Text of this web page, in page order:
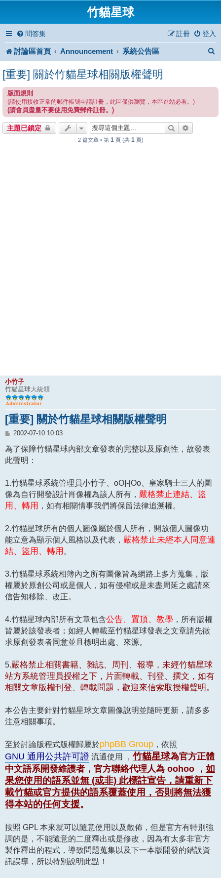
竹貓星球
問答集 登入
註冊
討論區首頁 Announcement 系統公告區
[重要] 關於竹貓星球相關版權聲明
版面規則
(請使用接收正常的郵件帳號申請註冊，此區僅供瀏覽，本區進站必看。)
(請會員盡量不要使用免費郵件註冊。)
主題已鎖定 搜尋
2 篇文章 • 第 1 頁 (共 1 頁)
小竹子
竹貓星球大統領
[重要] 關於竹貓星球相關版權聲明
文
2002-07-10 10:03
為了保障竹貓星球內部文章發表的完整以及原創性，故發表
此聲明：
1.竹貓星球系統管理員小竹子、oO]-[Oo、皇家騎士三人的圖
像為自行開發設計肖像權為該人所有， 嚴格禁止連結、盜
用、轉用 ，如有相關情事我們將保留法律追溯權。
2.竹貓星球所有的個人圖像屬於個人所有，開放個人圖像功
能立意為顯示個人風格以及代表， 嚴格禁止未經本人同意連
結、盜用、轉用 。
3.竹貓星球系統相簿內之所有圖像皆為網路上多方蒐集，版
權屬於原創公司或是個人，如有侵權或是未盡周延之處請來
信告知移除、改正。
4.竹貓星球內部所有文章包含公告、置頂、教學 ，所有版權
皆屬於該發表者；如經人轉載至竹貓星球發表之文章請先徵
求原創發表者同意並且標明出處、來源。
5.嚴格禁止相關書籍、雜誌、周刊、報導，未經竹貓星球
站方系統管理員授權之下，片面轉載、刊登、撰文，如有
相關文章版權刊登、轉載問題，歡迎來信索取授權聲明。
本公告主要針對竹貓星球文章圖像說明並隨時更新，請多多
注意相關事項。
至於討論版程式版權歸屬於phpBB Group ，依照
GNU 通用公共許可證 流通使用 ， 竹貓星球為官方正體
中文語系開發維護者，官方聯絡代理人為 oohoo ， 如
果您使用的語系並無 (或非) 此標註宣告，請重新下
載竹貓或官方提供的語系覆蓋使用，否則將無法獲
得本站的任何支援。
按照 GPL 本來就可以隨意使用以及散佈，但是官方有特別強
調的是，不能隨意的二度釋出或是修改，因為有太多非官方
製作釋出的程式，導致問題蒐集以及下一本版開發的錯誤資
訊誤導，所以特別說明此點！